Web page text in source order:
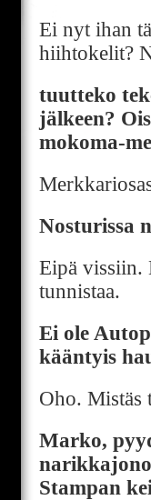
Ei nyt ihan
hiihtokelit?
tuutteko
jälkeen?
mokoma-
Nosturissa
Eipä vissiin.
tunnistaa.
Ei ole
kääntyis
Oho. Mistäs
Marko,
Stampan